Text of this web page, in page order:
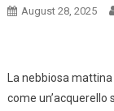
August 28, 2025
La nebbiosa
come